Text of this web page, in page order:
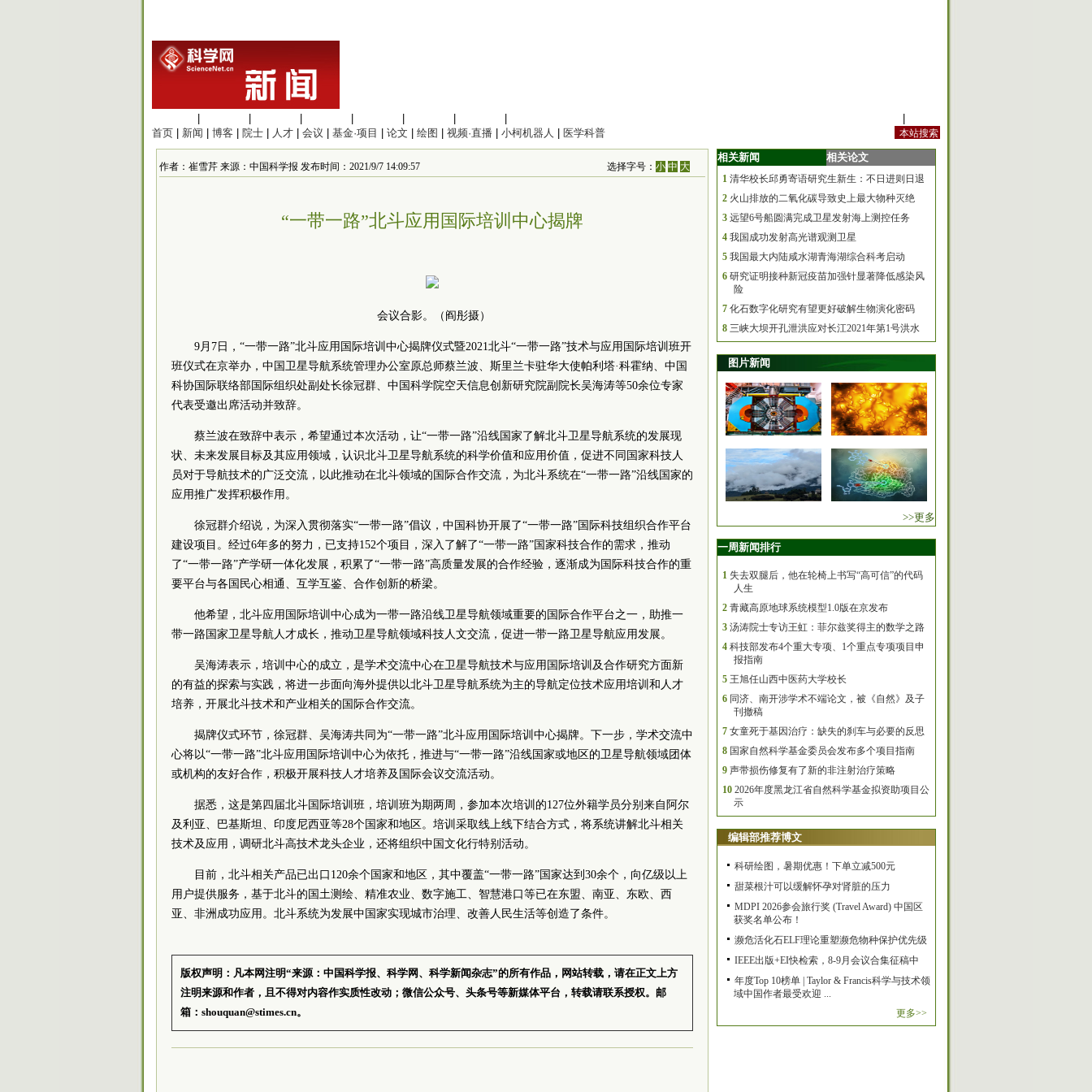
首页
新闻 博客 院士 人才 会议 基金·项目 论文 绘图 视频·直播 小柯机器人 医学科普
作者：崔雪芹 来源：中国科学报 发布时间：2021/9/7 14:09:57 选择字号：小 中 大
“一带一路”北斗应用国际培训中心揭牌
会议合影。（阎彤摄）
9月7日，“一带一路”北斗应用国际培训中心揭牌仪式暨2021北斗“一带一路”技术与应用国际培训班开
班仪式在京举办，中国卫星导航系统管理办公室原总师蔡兰波、斯里兰卡驻华大使帕利塔·科霍纳、中国
科协国际联络部国际组织处副处长徐冠群、中国科学院空天信息创新研究院副院长吴海涛等50余位专家
代表受邀出席活动并致辞。
蔡兰波在致辞中表示，希望通过本次活动，让“一带一路”沿线国家了解北斗卫星导航系统的发展现
状、未来发展目标及其应用领域，认识北斗卫星导航系统的科学价值和应用价值，促进不同国家科技人
员对于导航技术的广泛交流，以此推动在北斗领域的国际合作交流，为北斗系统在“一带一路”沿线国家的
应用推广发挥积极作用。
徐冠群介绍说，为深入贯彻落实“一带一路”倡议，中国科协开展了“一带一路”国际科技组织合作平台
建设项目。经过6年多的努力，已支持152个项目，深入了解了“一带一路”国家科技合作的需求，推动
了“一带一路”产学研一体化发展，积累了“一带一路”高质量发展的合作经验，逐渐成为国际科技合作的重
要平台与各国民心相通、互学互鉴、合作创新的桥梁。
他希望，北斗应用国际培训中心成为一带一路沿线卫星导航领域重要的国际合作平台之一，助推一
带一路国家卫星导航人才成长，推动卫星导航领域科技人文交流，促进一带一路卫星导航应用发展。
吴海涛表示，培训中心的成立，是学术交流中心在卫星导航技术与应用国际培训及合作研究方面新
的有益的探索与实践，将进一步面向海外提供以北斗卫星导航系统为主的导航定位技术应用培训和人才
培养，开展北斗技术和产业相关的国际合作交流。
揭牌仪式环节，徐冠群、吴海涛共同为“一带一路”北斗应用国际培训中心揭牌。下一步，学术交流中
心将以“一带一路”北斗应用国际培训中心为依托，推进与“一带一路”沿线国家或地区的卫星导航领域团体
或机构的友好合作，积极开展科技人才培养及国际会议交流活动。
据悉，这是第四届北斗国际培训班，培训班为期两周，参加本次培训的127位外籍学员分别来自阿尔
及利亚、巴基斯坦、印度尼西亚等28个国家和地区。培训采取线上线下结合方式，将系统讲解北斗相关
技术及应用，调研北斗高技术龙头企业，还将组织中国文化行特别活动。
目前，北斗相关产品已出口120余个国家和地区，其中覆盖“一带一路”国家达到30余个，向亿级以上
用户提供服务，基于北斗的国土测绘、精准农业、数字施工、智慧港口等已在东盟、南亚、东欧、西
亚、非洲成功应用。北斗系统为发展中国家实现城市治理、改善人民生活等创造了条件。
版权声明：凡本网注明“来源：中国科学报、科学网、科学新闻杂志”的所有作品，网站转载，请在正文上方
注明来源和作者，且不得对内容作实质性改动；微信公众号、头条号等新媒体平台，转载请联系授权。邮
箱：shouquan@stimes.cn。
相关新闻 相关论文
1 清华校长邱勇寄语研究生新生：不日进则日退
2 火山排放的二氧化碳导致史上最大物种灭绝
3 远望6号船圆满完成卫星发射海上测控任务
4 我国成功发射高光谱观测卫星
5 我国最大内陆咸水湖青海湖综合科考启动
6 研究证明接种新冠疫苗加强针显著降低感染风
险
7 化石数字化研究有望更好破解生物演化密码
8 三峡大坝开孔泄洪应对长江2021年第1号洪水
图片新闻
>>更多
一周新闻排行
1 失去双腿后，他在轮椅上书写“高可信”的代码
人生
2 青藏高原地球系统模型1.0版在京发布
3 汤涛院士专访王虹：菲尔兹奖得主的数学之路
4 科技部发布4个重大专项、1个重点专项项目申
报指南
5 王旭任山西中医药大学校长
6 同济、南开涉学术不端论文，被《自然》及子
刊撤稿
7 女童死于基因治疗：缺失的刹车与必要的反思
8 国家自然科学基金委员会发布多个项目指南
9 声带损伤修复有了新的非注射治疗策略
10 2026年度黑龙江省自然科学基金拟资助项目公
示
编辑部推荐博文
科研绘图，暑期优惠！下单立减500元
甜菜根汁可以缓解怀孕对肾脏的压力
MDPI 2026参会旅行奖 (Travel Award) 中国区
获奖名单公布！
濒危活化石ELF理论重塑濒危物种保护优先级
IEEE出版+EI快检索，8-9月会议合集征稿中
年度Top 10榜单 | Taylor & Francis科学与技术领
域中国作者最受欢迎 ...
更多>>